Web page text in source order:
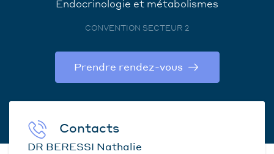
Endocrinologie et métabolismes
CONVENTION SECTEUR 2
Prendre rendez-vous
Contacts
DR BERESSI Nathalie